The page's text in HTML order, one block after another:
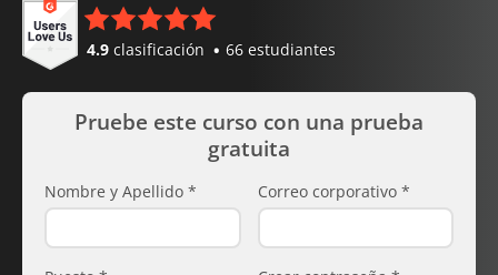
4.9 clasificación 66 estudiantes
Pruebe este curso con una prueba
gratuita
Nombre y Apellido * Correo corporativo *